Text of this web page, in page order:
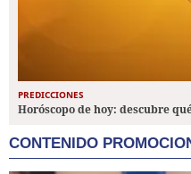
PREDICCIONES
Horóscopo de hoy: descubre
CONTENIDO